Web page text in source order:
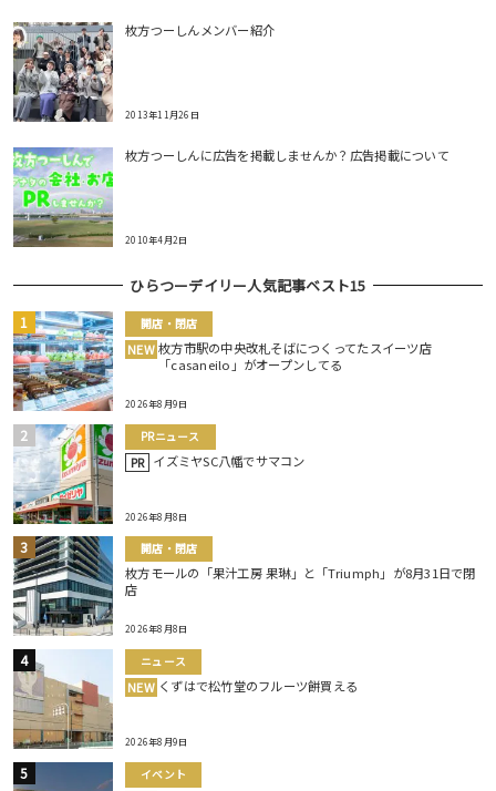
枚方つーしんメンバー紹介
2013年11月26日
枚方つーしんに広告を掲載しませんか？広告掲載について
2010年4月2日
ひらつーデイリー人気記事ベスト15
開店・閉店
NEW 枚方市駅の中央改札そばにつくってたスイーツ店
「casaneilo」がオープンしてる
2026年8月9日
PRニュース
PR イズミヤSC八幡でサマコン
2026年8月8日
開店・閉店
枚方モールの「果汁工房 果琳」と「Triumph」が8月31日で閉
店
2026年8月8日
ニュース
NEW くずはで松竹堂のフルーツ餅買える
2026年8月9日
イベント